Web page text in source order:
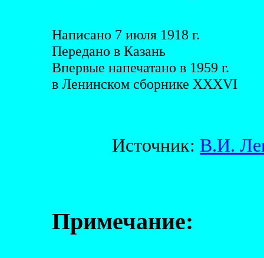
Написано 7 июля 1918 г.
Передано в Казань
Впервые напечатано в 1959 г.
в Ленинском сборнике XXXVI
Источник: В.И.
Примечание: